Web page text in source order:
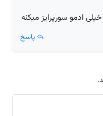
ادمو سورپرایز میکنه
پاسخ